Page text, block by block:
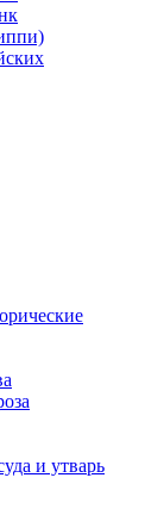
и утварь